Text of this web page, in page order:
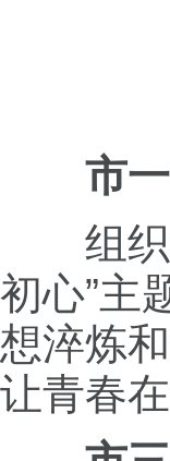
市
组织青
初心”主
想淬炼
让青春